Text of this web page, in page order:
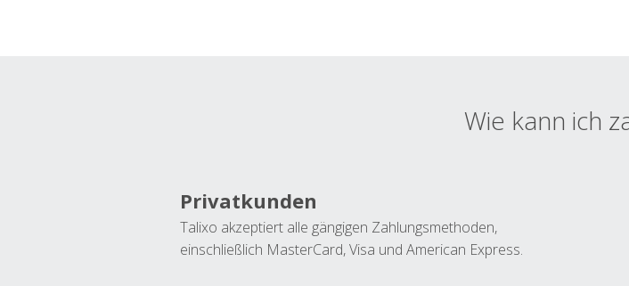
Wie kann ich
Privatkunden
Talixo akzeptiert alle gängigen Zahlungsmethoden,
einschließlich MasterCard, Visa und American Express.